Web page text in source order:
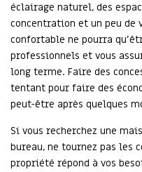
éclairage naturel, des
concentration et un peu de
confortable ne pourra
professionnels et vous
long terme. Faire des
tentant pour faire des
peut-être après quelques
Si vous recherchez une
bureau, ne tournez pas les
propriété répond à vos